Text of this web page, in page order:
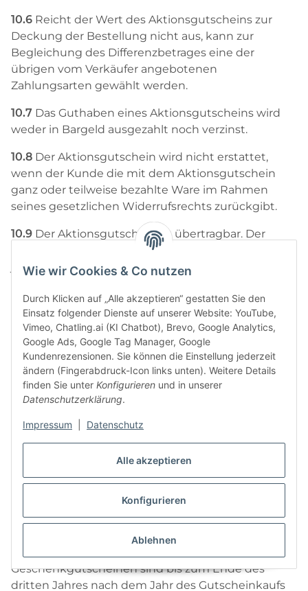
Alle akzeptieren
Konfigurieren
Ablehnen
Wie wir Cookies & Co nutzen
Durch Klicken auf „Alle akzeptieren“ gestatten Sie den
Einsatz folgender Dienste auf unserer Website: YouTube,
Vimeo, Chatling.ai (KI Chatbot), Brevo, Google Analytics,
Google Ads, Google Tag Manager, Google
Kundenrezensionen. Sie können die Einstellung jederzeit
ändern (Fingerabdruck-Icon links unten). Weitere Details
finden Sie unter Konfigurieren und in unserer
Datenschutzerklärung.
Impressum Datenschutz
10.6 Reicht der Wert des Aktionsgutscheins zur
Deckung der Bestellung nicht aus, kann zur
Begleichung des Differenzbetrages eine der
übrigen vom Verkäufer angebotenen
Zahlungsarten gewählt werden.
10.7 Das Guthaben eines Aktionsgutscheins wird
weder in Bargeld ausgezahlt noch verzinst.
10.8 Der Aktionsgutschein wird nicht erstattet,
wenn der Kunde die mit dem Aktionsgutschein
ganz oder teilweise bezahlte Ware im Rahmen
seines gesetzlichen Widerrufsrechts zurückgibt.
10.9 Der Aktionsgutschein ist übertragbar. Der
Verkäufer kann mit befreiender Wirkung an den
jeweiligen Inhaber, der den Aktionsgutschein im
nicht, wenn der Verkäufer Kenntnis oder grob
fahrlässige Unkenntnis von der Nichtberechtigung,
der Geschäftsunfähigkeit oder der fehlenden
Vertretungsberechtigung des jeweiligen Inhabers
hat.
11) Einlösung von
11.1Gutscheine, die über den Online-Shop des
Verkäufers käuflich erworben werden können
(nachfolgend "Geschenkgutscheine"), können nur
sofern sich aus dem Gutschein nichts anderes
ergibt.
Geschenkgutscheinen sind bis zum Ende des
dritten Jahres nach dem Jahr des Gutscheinkaufs